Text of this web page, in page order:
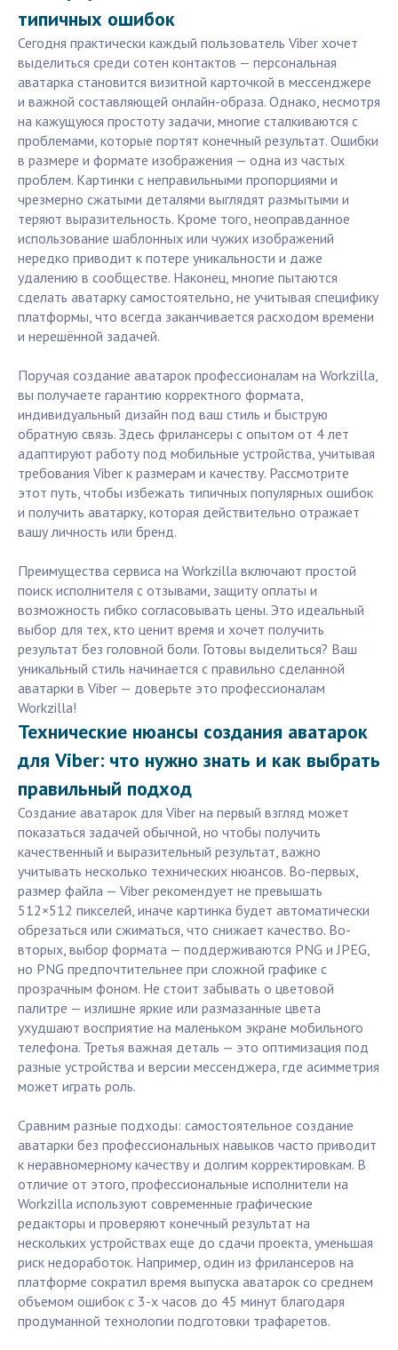
типичных ошибок
Сегодня практически каждый пользователь Viber хочет
выделиться среди сотен контактов — персональная
аватарка становится визитной карточкой в мессенджере
и важной составляющей онлайн-образа. Однако, несмотря
на кажущуюся простоту задачи, многие сталкиваются с
проблемами, которые портят конечный результат. Ошибки
в размере и формате изображения — одна из частых
проблем. Картинки с неправильными пропорциями и
чрезмерно сжатыми деталями выглядят размытыми и
теряют выразительность. Кроме того, неоправданное
использование шаблонных или чужих изображений
нередко приводит к потере уникальности и даже
удалению в сообществе. Наконец, многие пытаются
сделать аватарку самостоятельно, не учитывая специфику
платформы, что всегда заканчивается расходом времени
и нерешённой задачей.
Поручая создание аватарок профессионалам на Workzilla,
вы получаете гарантию корректного формата,
индивидуальный дизайн под ваш стиль и быструю
обратную связь. Здесь фрилансеры с опытом от 4 лет
адаптируют работу под мобильные устройства, учитывая
требования Viber к размерам и качеству. Рассмотрите
этот путь, чтобы избежать типичных популярных ошибок
и получить аватарку, которая действительно отражает
вашу личность или бренд.
Преимущества сервиса на Workzilla включают простой
поиск исполнителя с отзывами, защиту оплаты и
возможность гибко согласовывать цены. Это идеальный
выбор для тех, кто ценит время и хочет получить
результат без головной боли. Готовы выделиться? Ваш
уникальный стиль начинается с правильно сделанной
аватарки в Viber — доверьте это профессионалам
Workzilla!
Технические нюансы создания аватарок
для Viber: что нужно знать и как выбрать
правильный подход
Создание аватарок для Viber на первый взгляд может
показаться задачей обычной, но чтобы получить
качественный и выразительный результат, важно
учитывать несколько технических нюансов. Во-первых,
размер файла — Viber рекомендует не превышать
512×512 пикселей, иначе картинка будет автоматически
обрезаться или сжиматься, что снижает качество. Во-
вторых, выбор формата — поддерживаются PNG и JPEG,
но PNG предпочтительнее при сложной графике с
прозрачным фоном. Не стоит забывать о цветовой
палитре — излишне яркие или размазанные цвета
ухудшают восприятие на маленьком экране мобильного
телефона. Третья важная деталь — это оптимизация под
разные устройства и версии мессенджера, где асимметрия
может играть роль.
Сравним разные подходы: самостоятельное создание
аватарки без профессиональных навыков часто приводит
к неравномерному качеству и долгим корректировкам. В
отличие от этого, профессиональные исполнители на
Workzilla используют современные графические
редакторы и проверяют конечный результат на
нескольких устройствах еще до сдачи проекта, уменьшая
риск недоработок. Например, один из фрилансеров на
платформе сократил время выпуска аватарок со среднем
объемом ошибок с 3-х часов до 45 минут благодаря
продуманной технологии подготовки трафаретов.